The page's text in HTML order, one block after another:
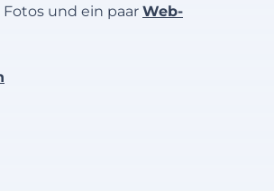
und ein paar Web-